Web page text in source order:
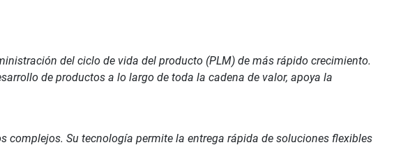
del ciclo de vida del producto (PLM) de más rápido crecimiento.
de productos a lo largo de toda la cadena de valor, apoya la
Su tecnología permite la entrega rápida de soluciones flexibles